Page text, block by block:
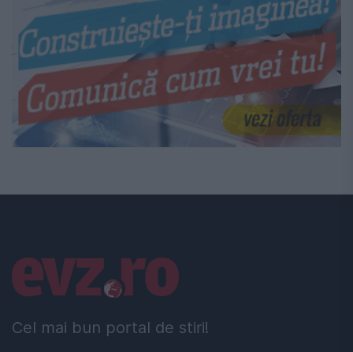
Cel mai bun portal de stiri!
Linkuri utile